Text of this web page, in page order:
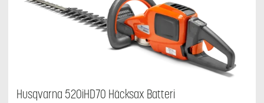
Husqvarna 520iHD70 Häcksax Batteri